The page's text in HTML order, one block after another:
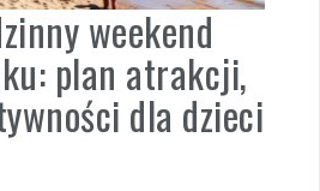
weekend
plan atrakcji,
dla dzieci